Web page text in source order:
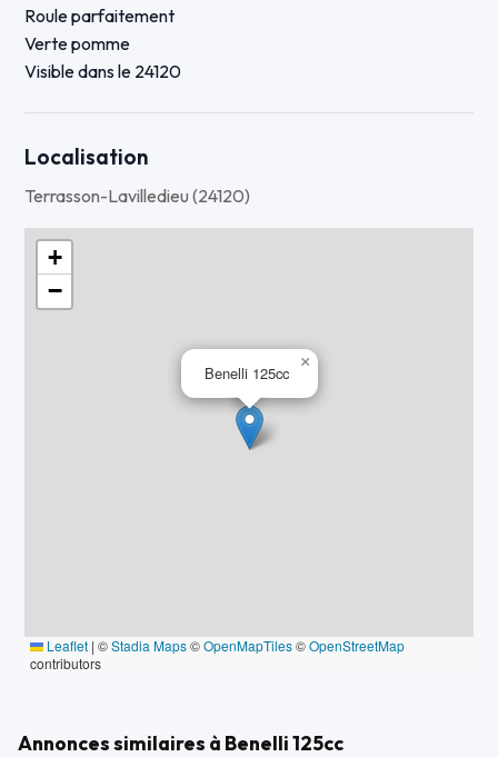
Roule parfaitement
Verte pomme
Visible dans le 24120
Localisation
Terrasson-Lavilledieu (24120)
Benelli 125cc
×
+
−
Leaflet | ©Stadia Maps©OpenMapTiles©OpenStreetMap
contributors
Annonces similaires à Benelli 125cc